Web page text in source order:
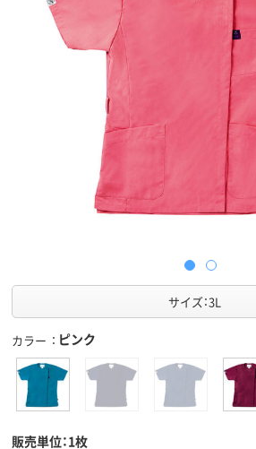
サイズ：3L
カラー ピンク
販売単位：1枚